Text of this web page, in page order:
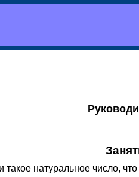
такое натуральное число,